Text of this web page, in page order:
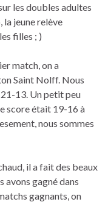
les doubles adultes
jeune relève
filles ; )
match, on a
Saint Nolff. Nous
13. Un petit peu
score était 19-16 à
nous sommes
il a fait des beaux
avons gagné dans
gagnants, on